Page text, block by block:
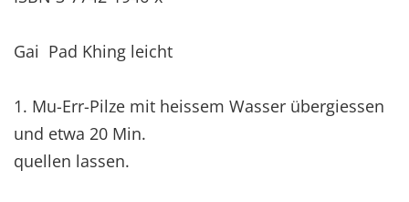
Gai Pad Khing leicht
1. Mu-Err-Pilze mit heissem Wasser übergiessen
und etwa 20 Min.
quellen lassen.